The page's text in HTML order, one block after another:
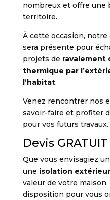
nombreux et offre une
territoire.
À cette occasion, notre
sera présente pour
projets de ravalement
thermique par
l’habitat.
Venez rencontrer nos
savoir-faire et profiter
pour vos futurs travaux.
Devis
Que vous envisagiez
une isolation
valeur de votre
disposition pour vous